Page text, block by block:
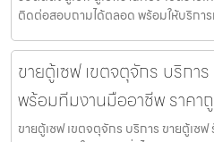
ติดต่อสอบถามได้ตลอด พร้อมให้บริกา
ขายตู้เซฟ เขตจตุจักร บริกา
พร้อมทีมงานมืออาชีพ ราคา
ขายตู้เซฟ เขตจตุจักร บริการ ขายตู้เ